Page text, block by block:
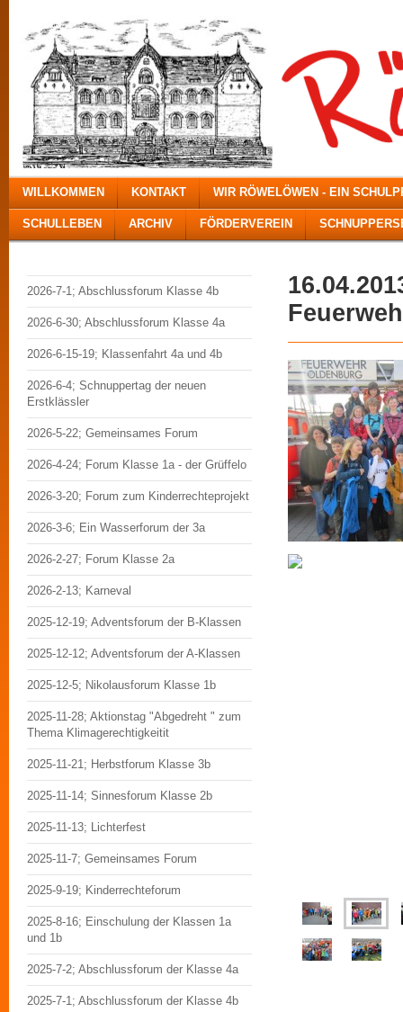
WILLKOMMEN KONTAKT WIR RÖWELÖWEN - EIN
SCHULLEBEN ARCHIV FÖRDERVEREIN
2026-7-1; Abschlussforum Klasse 4b
2026-6-30; Abschlussforum Klasse 4a
2026-6-15-19; Klassenfahrt 4a und 4b
2026-6-4; Schnuppertag der neuen
Erstklässler
2026-5-22; Gemeinsames Forum
2026-4-24; Forum Klasse 1a - der Grüffelo
2026-3-20; Forum zum Kinderrechteprojekt
2026-3-6; Ein Wasserforum der 3a
2026-2-27; Forum Klasse 2a
2026-2-13; Karneval
2025-12-19; Adventsforum der B-Klassen
2025-12-12; Adventsforum der A-Klassen
2025-12-5; Nikolausforum Klasse 1b
2025-11-28; Aktionstag "Abgedreht " zum
Thema Klimagerechtigkeitit
2025-11-21; Herbstforum Klasse 3b
2025-11-14; Sinnesforum Klasse 2b
2025-11-13; Lichterfest
2025-11-7; Gemeinsames Forum
2025-9-19; Kinderrechteforum
2025-8-16; Einschulung der Klassen 1a
und 1b
2025-7-2; Abschlussforum der Klasse 4a
2025-7-1; Abschlussforum der Klasse 4b